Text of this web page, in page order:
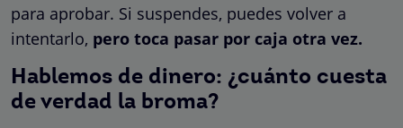
para aprobar. Si suspendes, puedes volver a
intentarlo, pero toca pasar por caja otra vez.
Hablemos de dinero: ¿cuánto cuesta
de verdad la broma?